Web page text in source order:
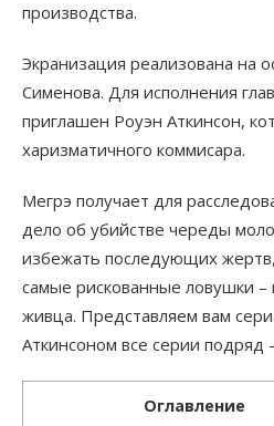
производства.
Экранизация реализована на
Сименова. Для исполнения
приглашен Роуэн Аткинсон,
харизматичного коммисара.
Мегрэ получает для
дело об убийстве череды
избежать последующих
самые рискованные ловушки –
живца. Представляем вам
Аткинсоном все серии подряд
Оглавление